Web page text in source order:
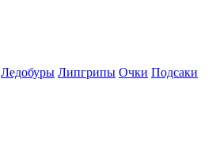
Ледобуры Липгрипы Очки Подсаки